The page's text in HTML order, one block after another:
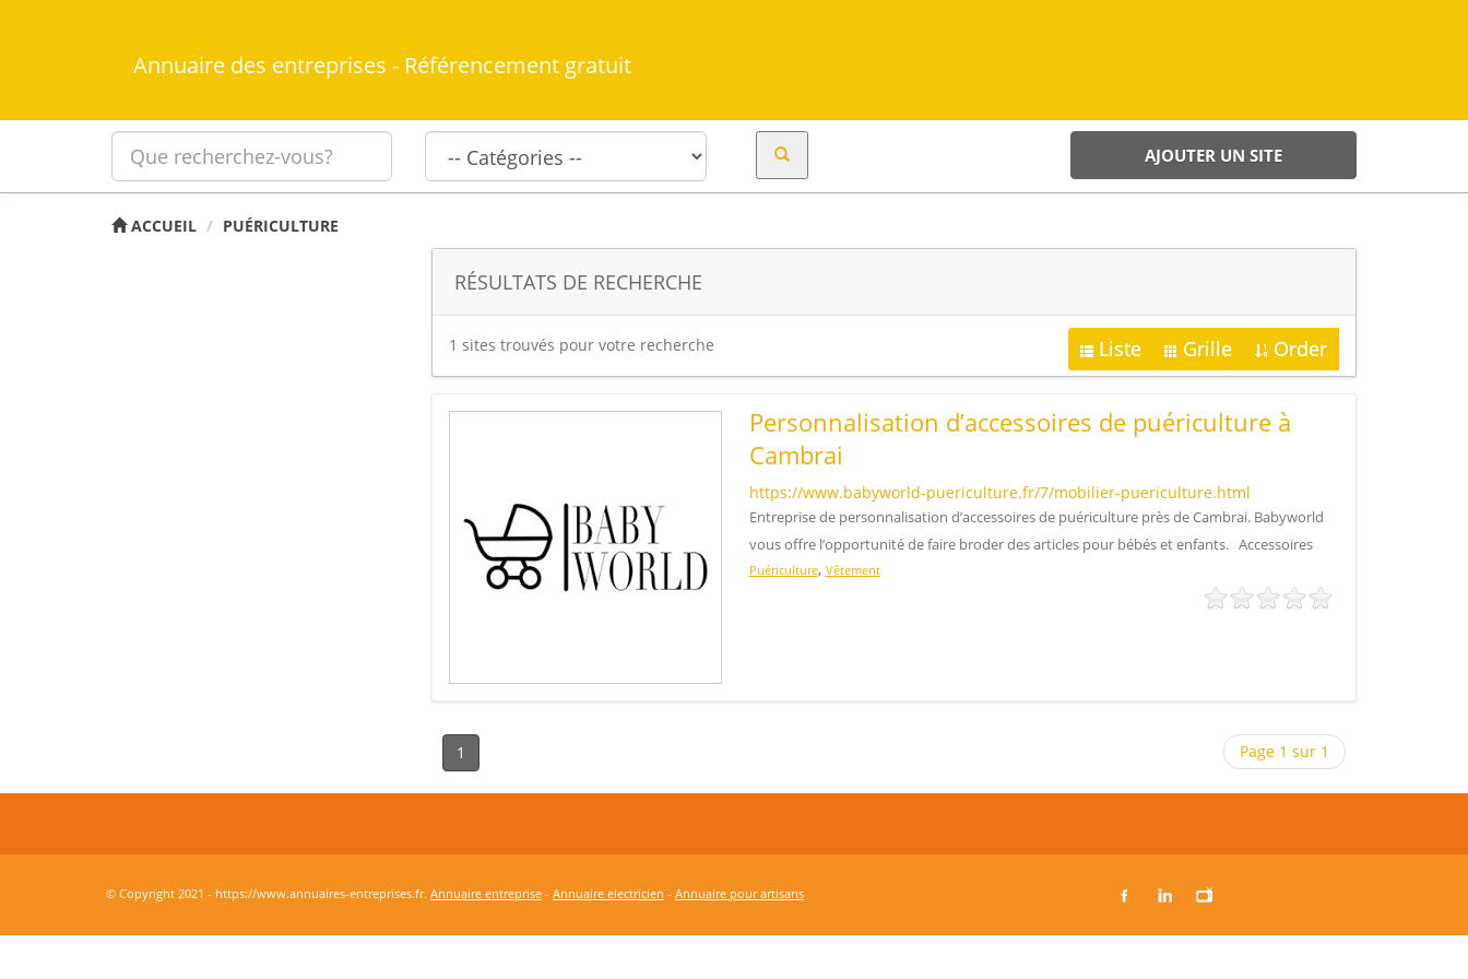
Annuaire des entreprises - Référencement gratuit
AJOUTER UN SITE
ACCUEIL PUÉRICULTURE
RÉSULTATS DE RECHERCHE
1 sites trouvés pour votre recherche Liste Grille Order
Personnalisation d’accessoires de puériculture à
Cambrai
https://www.babyworld-puericulture.fr/7/mobilier-puericulture.html
Entreprise de personnalisation d’accessoires de puériculture près de Cambrai. Babyworld
vous offre l’opportunité de faire broder des articles pour bébés et enfants. Accessoires
Puériculture, Vêtement
1 Page 1 sur 1
© Copyright 2021 - https://www.annuaires-entreprises.fr. Annuaire entreprise - Annuaire electricien - Annuaire pour artisans